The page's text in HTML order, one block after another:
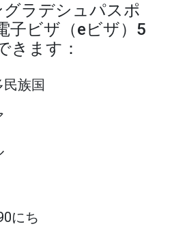
グラデシュパスポ
子ビザ（eビザ）5
きます：
族国
にち